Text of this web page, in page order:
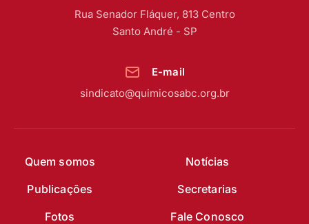
Quem somos
Notícias
Publicações
Secretarias
Fotos
Fale Conosco
Rua Senador Fláquer, 813 Centro
Santo André - SP
E-mail
sindicato@quimicosabc.org.br